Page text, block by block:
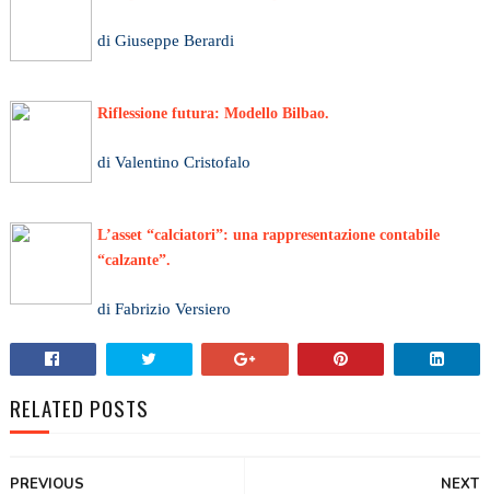
di Giuseppe Berardi
Riflessione futura: Modello Bilbao.
di Valentino Cristofalo
L’asset “calciatori”: una rappresentazione contabile
“calzante”.
di Fabrizio Versiero
RELATED POSTS
NEXT
PREVIOUS